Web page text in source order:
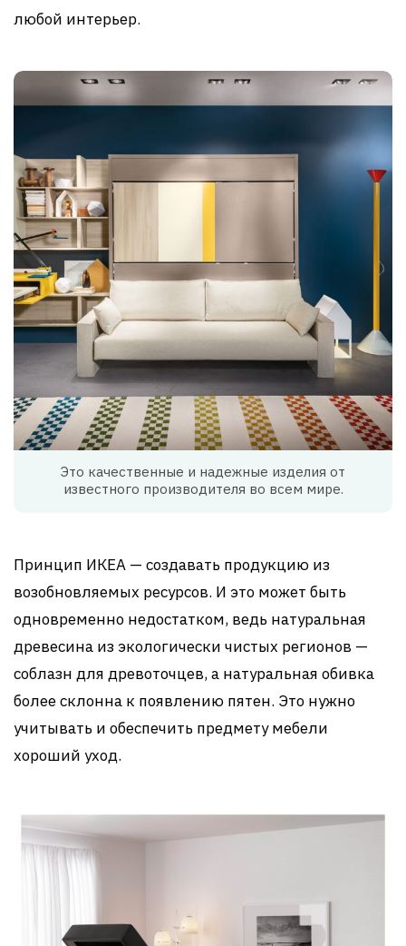
любой интерьер.
Это качественные и надежные изделия от
известного производителя во всем мире.
Принцип ИКЕА — создавать продукцию из
возобновляемых ресурсов. И это может быть
одновременно недостатком, ведь натуральная
древесина из экологически чистых регионов —
соблазн для древоточцев, а натуральная обивка
более склонна к появлению пятен. Это нужно
учитывать и обеспечить предмету мебели
хороший уход.